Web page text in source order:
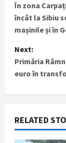
o
s
t
n
a
v
i
În zona
încât la Sibiu
mașinile și în
Next:
Primăria
euro în
RELATED